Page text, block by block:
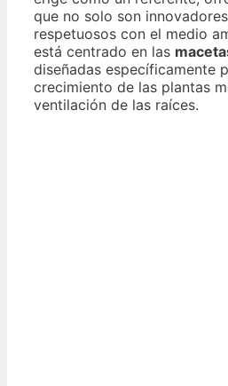
que no solo son
respetuosos con el medio
está centrado en las
diseñadas específicamente
crecimiento de las plantas
ventilación de las raíces.